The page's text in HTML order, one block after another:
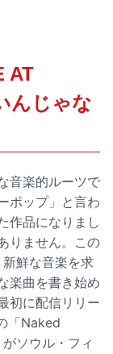
AT
んじゃな
音楽的ルーツで
ポップ」と言わ
作品になりまし
りません。この
鮮な音楽を求
楽曲を書き始め
初に配信リリー
「Naked
ソウル・フィ